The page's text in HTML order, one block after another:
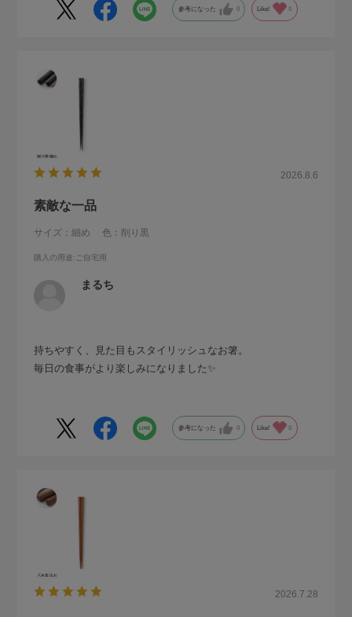
参考になった 0 Like! 0
2026.8.6
素敵な一品
サイズ：細め 色：削り黒
購入の用途:ご自宅用
まるち
持ちやすく、見た目もスタイリッシュなお箸。
毎日の食事がより楽しみになりました✨️
参考になった 0 Like! 0
2026.7.28